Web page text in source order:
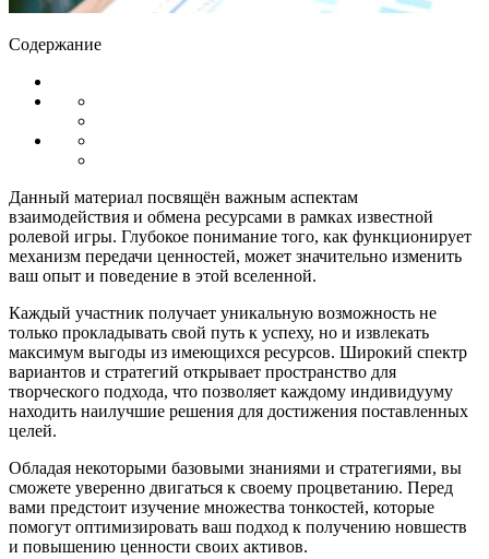
Содержание
Данный материал посвящён важным аспектам
взаимодействия и обмена ресурсами в рамках известной
ролевой игры. Глубокое понимание того, как функционирует
механизм передачи ценностей, может значительно изменить
ваш опыт и поведение в этой вселенной.
Каждый участник получает уникальную возможность не
только прокладывать свой путь к успеху, но и извлекать
максимум выгоды из имеющихся ресурсов. Широкий спектр
вариантов и стратегий открывает пространство для
творческого подхода, что позволяет каждому индивидууму
находить наилучшие решения для достижения поставленных
целей.
Обладая некоторыми базовыми знаниями и стратегиями, вы
сможете уверенно двигаться к своему процветанию. Перед
вами предстоит изучение множества тонкостей, которые
помогут оптимизировать ваш подход к получению новшеств
и повышению ценности своих активов.